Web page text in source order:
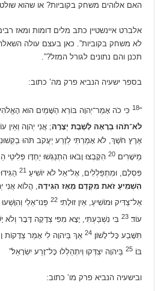
האם אלוהים משחק בקוביות? או שהוא
אלברט איינשטיין כתב מלים דומות ומאז
לא משחק בקוביות”. כאן בעצם עולה
תכנן והם נתונים לגורל המזל?”.
בספר ישעיה הנביא פרק מה’ כתוב:
“
18 כִּי כֹה אָמַר־יְהוָה בּוֹרֵא הַשָּׁמַיִם הוּא
לֹא־תֹהוּ בְרָאָהּ לָשֶׁבֶת יְצָרָהּ; אֲנִי יְהוָה וְאֵין
אֶרֶץ חֹשֶׁךְ, לֹא אָמַרְתִּי לְזֶרַע יַעֲקֹב תֹּהוּ
מֵישָׁרִים׃20 הִקָּבְצוּ וָבֹאוּ הִתְנַגְּשׁוּ יַחְדָּו פְּלִיטֵי
פִּסְלָם, וּמִתְפַּלְלִים, אֶל־אֵל לֹא יוֹשִׁיעַ׃21
הִשְׁמִיעַ זֹאת מִקֶּדֶם מֵאָז הִגִּידָהּ, הֲלוֹא אֲנִי
אֵל־צַדִּיק וּמוֹשִׁיעַ, אַיִן זוּלָתִי׃22 פְּנוּ־אֵלַי
עוֹד׃23 בִּי נִשְׁבַּעְתִּי, יָצָא מִפִּי צְדָקָה דָּבָר וְלֹא
תִּשָּׁבַע כָּל־לָשׁוֹן׃24 אַךְ בַּיהוָה לִי אָמַר צְדָקוֹת
בּוֹ׃25 בַּיהוָה יִצְדְּקוּ וְיִתְהַלְלוּ כָּל־זֶרַע יִשְׂרָאֵל׃”
ובישעיה הנביא פרק מו’ כתוב: